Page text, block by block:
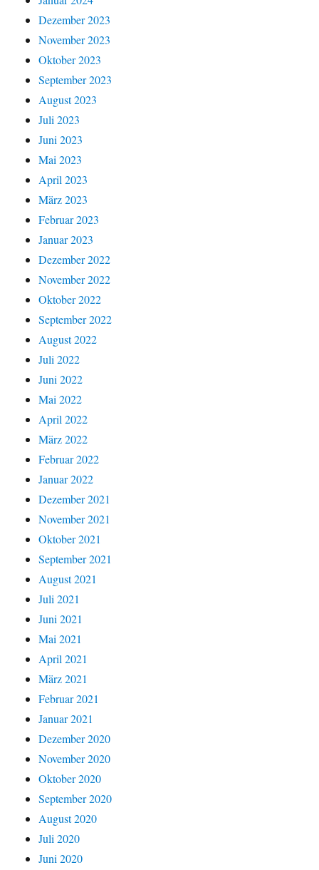
Dezember 2023
November 2023
Oktober 2023
September 2023
August 2023
Juli 2023
Juni 2023
Mai 2023
April 2023
März 2023
Februar 2023
Januar 2023
Dezember 2022
November 2022
Oktober 2022
September 2022
August 2022
Juli 2022
Juni 2022
Mai 2022
April 2022
März 2022
Februar 2022
Januar 2022
Dezember 2021
November 2021
Oktober 2021
September 2021
August 2021
Juli 2021
Juni 2021
Mai 2021
April 2021
März 2021
Februar 2021
Januar 2021
Dezember 2020
November 2020
Oktober 2020
September 2020
August 2020
Juli 2020
Juni 2020